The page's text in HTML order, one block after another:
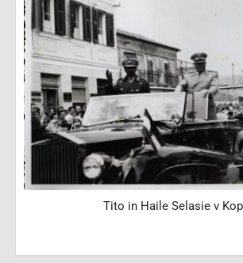
Tito in Haile Selasie v